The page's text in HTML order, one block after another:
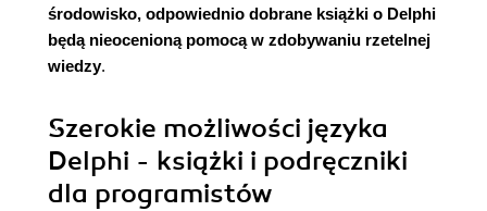
środowisko, odpowiednio dobrane książki o Delphi
będą nieocenioną pomocą w zdobywaniu rzetelnej
wiedzy.
Szerokie możliwości języka
Delphi - książki i podręczniki
dla programistów